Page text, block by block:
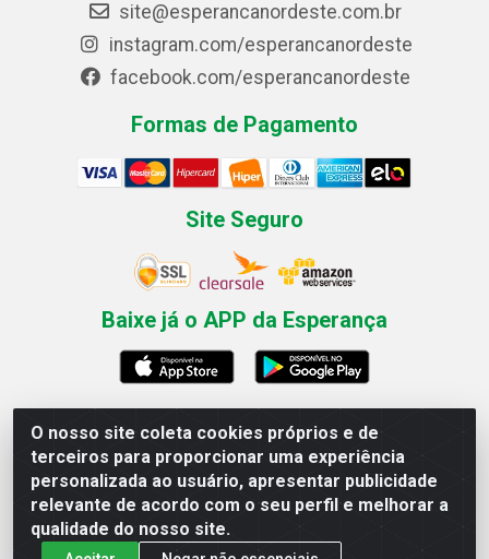
O nosso site coleta cookies próprios e de
terceiros para proporcionar uma experiência
personalizada ao usuário, apresentar publicidade
relevante de acordo com o seu perfil e melhorar a
qualidade do nosso site.
site@esperancanordeste.com.br
instagram.com/esperancanordeste
facebook.com/esperancanordeste
Formas de Pagamento
Site Seguro
Baixe já o APP da Esperança
Esperança Nordeste - Rua Professor Caldas Filho, 291 -
Estância - Recife / PE CEP: 50771-335 - CNPJ
03.666.136/0001-23